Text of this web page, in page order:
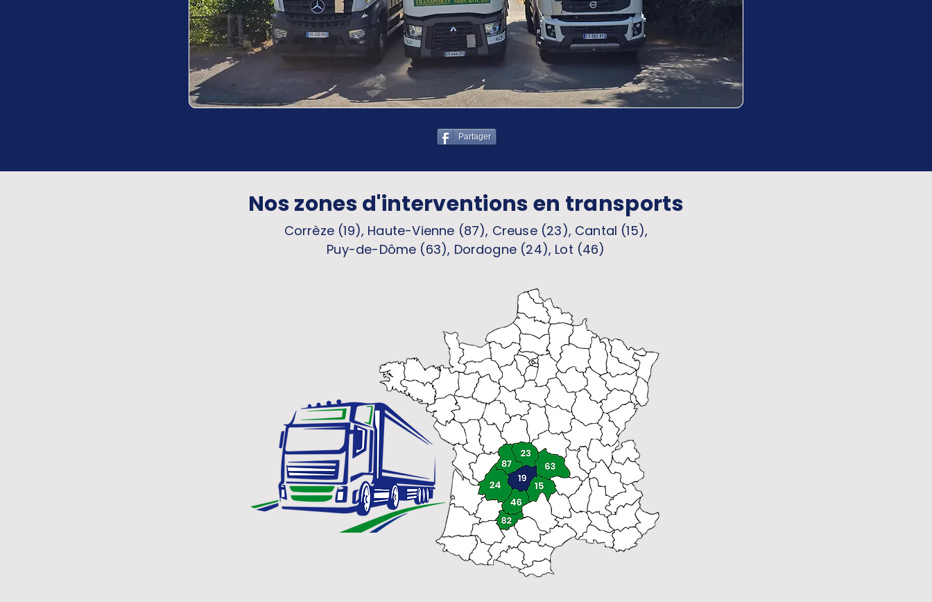
Partager
Nos zones d'interventions en transports
Corrèze (19), Haute-Vienne (87), Creuse (23), Cantal (15),
Puy-de-Dôme (63), Dordogne (24), Lot (46)